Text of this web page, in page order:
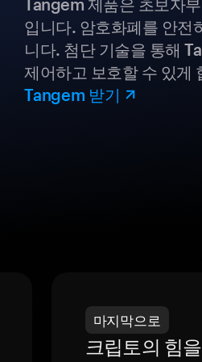
Tangem 제품은 초보자
입니다. 암호화폐를 안전
니다. 첨단 기술을 통해
제어하고 보호할 수 있게
Tangem 받기
마지막으로
크립토의 힘